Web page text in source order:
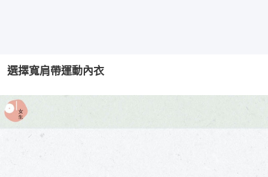
選擇寬肩帶運動內衣